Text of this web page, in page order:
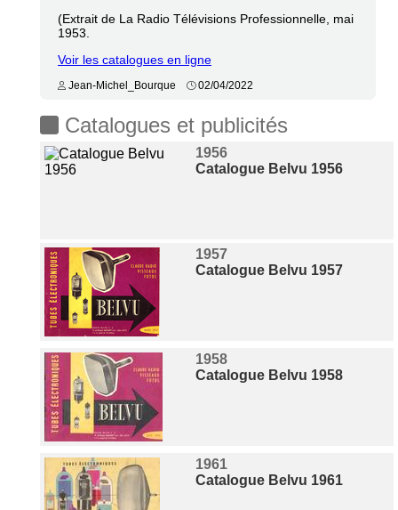
(Extrait de La Radio Télévisions Professionnelle, mai
1953.
Voir les catalogues en ligne
Jean-Michel_Bourque 02/04/2022
Catalogues et publicités
1956
Catalogue Belvu 1956
1957
Catalogue Belvu 1957
1958
Catalogue Belvu 1958
1961
Catalogue Belvu 1961